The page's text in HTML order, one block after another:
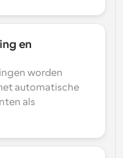
en
worden
automatische
als